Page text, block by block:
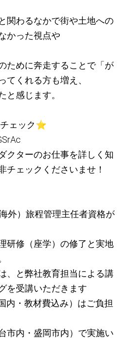
関わるなかで街や土地への
かった視点や
ために奔走することで「が
てくれる方も増え、
感じます。
ェック⭐
クターのお仕事を詳しく知
チェックくださいませ！
外）旅程管理主任者資格が
研修（座学）の修了と実地
、と弊社教育担当による講
を受講いただきます
内・教材費込み）はご負担
市内・盛岡市内）で実施い